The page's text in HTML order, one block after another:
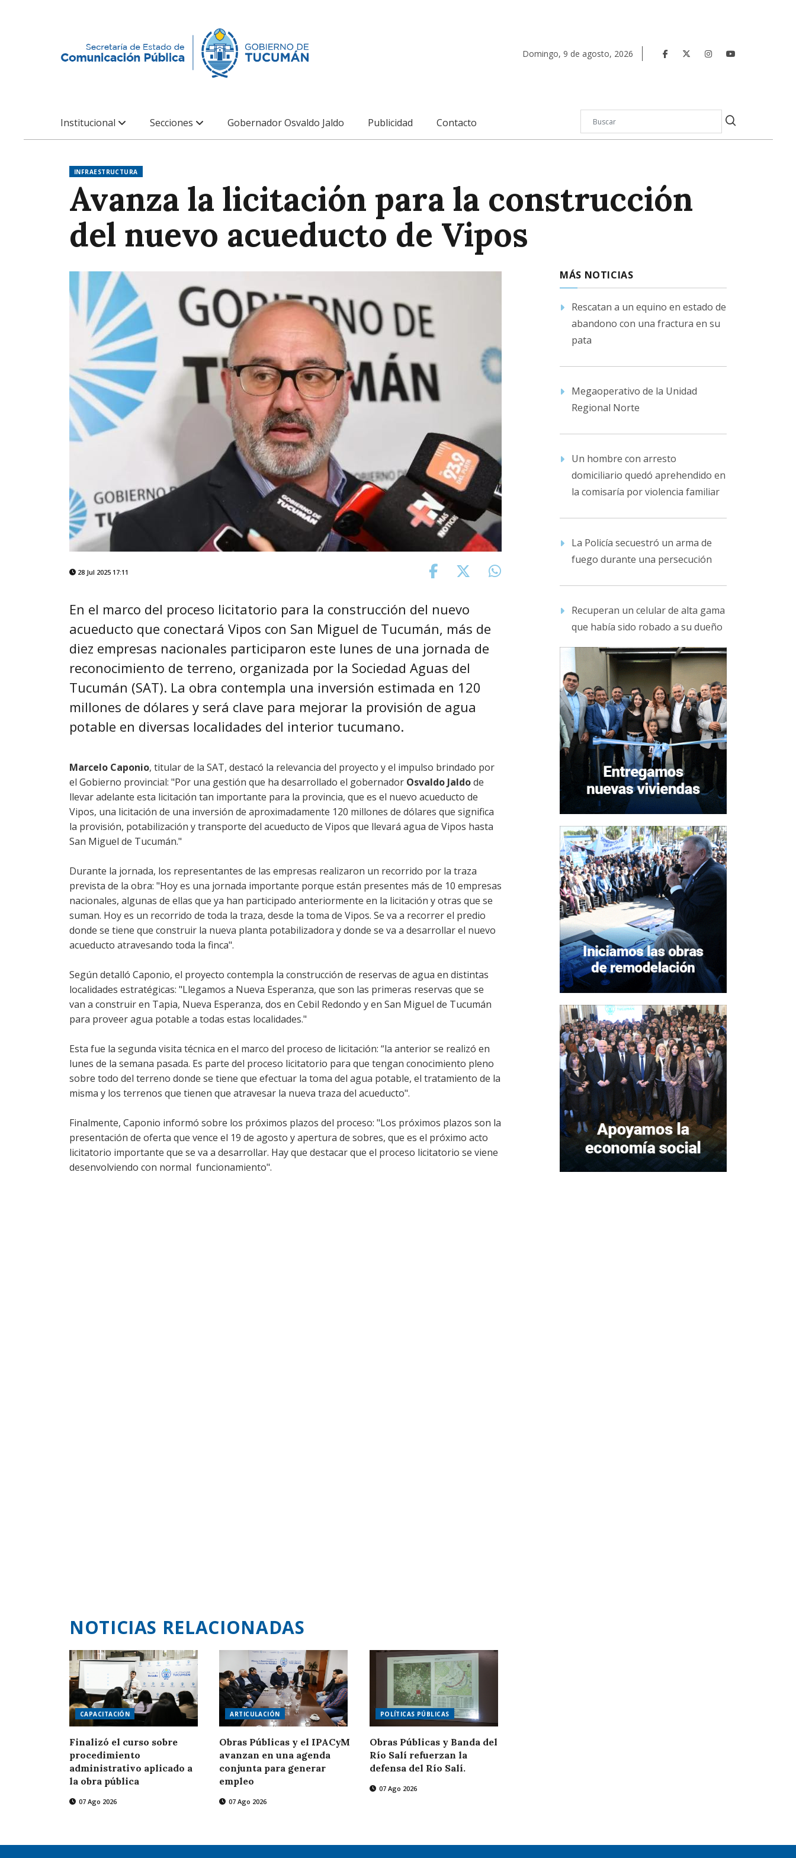
Domingo, 9 de agosto, 2026
Institucional Secciones Gobernador Osvaldo Jaldo Publicidad Contacto
INFRAESTRUCTURA
Avanza la licitación para la construcción
del nuevo acueducto de Vipos
28 Jul 2025 17:11
En el marco del proceso licitatorio para la construcción del nuevo
acueducto que conectará Vipos con San Miguel de Tucumán, más de
diez empresas nacionales participaron este lunes de una jornada de
reconocimiento de terreno, organizada por la Sociedad Aguas del
Tucumán (SAT). La obra contempla una inversión estimada en 120
millones de dólares y será clave para mejorar la provisión de agua
potable en diversas localidades del interior tucumano.
Marcelo Caponio, titular de la SAT, destacó la relevancia del proyecto y el impulso brindado por
el Gobierno provincial: "Por una gestión que ha desarrollado el gobernador Osvaldo Jaldode
llevar adelante esta licitación tan importante para la provincia, que es el nuevo acueducto de
Vipos, una licitación de una inversión de aproximadamente 120 millones de dólares que significa
la provisión, potabilización y transporte del acueducto de Vipos que llevará agua de Vipos hasta
San Miguel de Tucumán."
Durante la jornada, los representantes de las empresas realizaron un recorrido por la traza
prevista de la obra: "Hoy es una jornada importante porque están presentes más de 10 empresas
nacionales, algunas de ellas que ya han participado anteriormente en la licitación y otras que se
suman. Hoy es un recorrido de toda la traza, desde la toma de Vipos. Se va a recorrer el predio
donde se tiene que construir la nueva planta potabilizadora y donde se va a desarrollar el nuevo
acueducto atravesando toda la finca".
Según detalló Caponio, el proyecto contempla la construcción de reservas de agua en distintas
localidades estratégicas: "Llegamos a Nueva Esperanza, que son las primeras reservas que se
van a construir en Tapia, Nueva Esperanza, dos en Cebil Redondo y en San Miguel de Tucumán
para proveer agua potable a todas estas localidades."
Esta fue la segunda visita técnica en el marco del proceso de licitación: “la anterior se realizó en
lunes de la semana pasada. Es parte del proceso licitatorio para que tengan conocimiento pleno
sobre todo del terreno donde se tiene que efectuar la toma del agua potable, el tratamiento de la
misma y los terrenos que tienen que atravesar la nueva traza del acueducto".
Finalmente, Caponio informó sobre los próximos plazos del proceso: "Los próximos plazos son la
presentación de oferta que vence el 19 de agosto y apertura de sobres, que es el próximo acto
licitatorio importante que se va a desarrollar. Hay que destacar que el proceso licitatorio se viene
desenvolviendo con normal funcionamiento".
NOTICIAS RELACIONADAS
CAPACITACIÓN
Finalizó el curso sobre
procedimiento
administrativo aplicado a
la obra pública
07 Ago 2026
ARTICULACIÓN
Obras Públicas y el IPACyM
avanzan en una agenda
conjunta para generar
empleo
07 Ago 2026
POLÍTICAS PÚBLICAS
Obras Públicas y Banda del
Río Salí refuerzan la
defensa del Río Salí.
07 Ago 2026
MÁS NOTICIAS
Rescatan a un equino en estado de
abandono con una fractura en su
pata
Megaoperativo de la Unidad
Regional Norte
Un hombre con arresto
domiciliario quedó aprehendido en
la comisaría por violencia familiar
La Policía secuestró un arma de
fuego durante una persecución
Recuperan un celular de alta gama
que había sido robado a su dueño